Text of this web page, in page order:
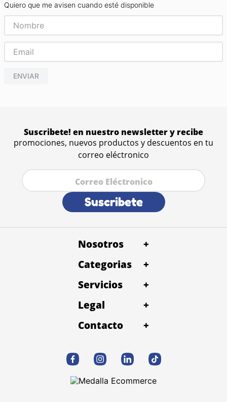
Quiero que me avisen cuando esté disponible
ENVIAR
Suscribete! en nuestro newsletter y recibe
promociones, nuevos productos y descuentos en tu
correo eléctronico
Suscribete
Nosotros
+
Categorias
+
Servicios
+
Legal
+
Contacto
+